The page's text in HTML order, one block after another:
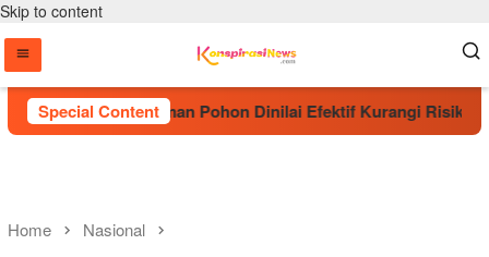
Skip to content
Special Content
Sebut Penanaman Pohon Dinilai Efektif Kurangi Risiko
Home Nasional